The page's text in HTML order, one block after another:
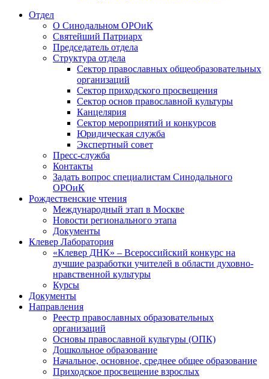
Отдел
О Синодальном ОРОиК
Святейший Патриарх
Председатель отдела
Структура отдела
Сектор православных общеобразовательных
организаций
Сектор приходского просвещения
Сектор основ православной культуры
Канцелярия
Сектор мероприятий и конкурсов
Юридическая служба
Экспертный совет
Пресс-служба
Контакты
Задать вопрос специалистам Синодального
ОРОиК
Рождественские чтения
Международный этап в Москве
Новости регионального этапа
Документы
Клевер Лаборатория
«Клевер ДНК» – Всероссийский конкурс на
лучшие разработки учителей в области духовно-
нравственной культуры
Курсы
Документы
Направления
Реестр православных образовательных
организаций
Основы православной культуры (ОПК)
Дошкольное образование
Начальное, основное, среднее общее образование
Приходское просвещение взрослых